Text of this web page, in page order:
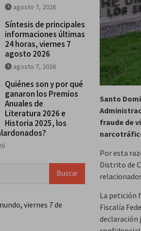
Santo
fraude de
Por esta
Distrito de
La petición
Fiscalía
declaración
agosto 7, 2026
Síntesis de principales
informaciones últimas
24 horas, viernes 7
agosto 2026
agosto 7, 2026
Quiénes son y por qué
ganaron los Premios
Anuales de
Literatura 2026 e
Historia 2025, los
viernes 7 de